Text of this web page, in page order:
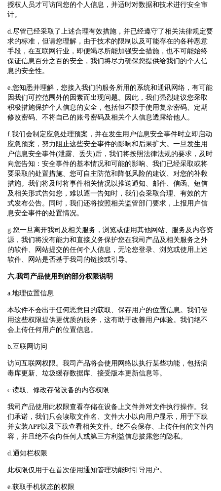
授权人员才可访问您的个人信息，并适时对数据和技术进行安全审
计。
d.尽管已经采取了上述合理有效措施，并已经遵守了相关法律规定要
求的标准，但请您理解，由于技术的限制以及可能存在的各种恶意
手段，在互联网行业，即便竭尽所能加强安全措施，也不可能始终
保证信息百分之百的安全，我们将尽力确保您提供给我们的个人信
息的安全性。
e.您知悉并理解，您接入我们的服务所用的系统和通讯网络，有可能
因我们可控范围外的因素而出现问题。因此，我们强烈建议您采取
积极措施保护个人信息的安全，包括但不限于使用复杂密码、定期
修改密码、不将自己的账号密码及相关个人信息透露给他人。
f.我们会制定应急处理预案，并在发生用户信息安全事件时立即启动
应急预案，努力阻止这些安全事件的影响和后果扩大。一旦发生用
户信息安全事件(泄露、丢失)后，我们将按照法律法规的要求，及时
向您告知：安全事件的基本情况和可能的影响、我们已经采取或将
要采取的处置措施、您可自主防范和降低风险的建议、对您的补救
措施。我们将及时将事件相关情况以推送通知、邮件、信函、短信
及相关形式告知您，难以逐一告知时，我们会采取合理、有效的方
式发布公告。同时，我们还将按照相关监管部门要求，上报用户信
息安全事件的处置情况。
g.您一旦离开我司及相关服务，浏览或使用其他网站、服务及内容资
源，我们将没有能力和直接义务保护您在我司产品及相关服务之外
的软件、网站提交的任何个人信息，无论您登录、浏览或使用上述
软件、网站是否基于我司的链接或引导。
六.我司产品使用到的部分权限说明
a.地理位置信息
本软件不会出于任何恶意目的获取、保存用户的位置信息。我们使
用这些权限提供更优质的服务，这有助于改善用户体验。我们绝不
会上传任何用户的位置信息。
b.互联网访问
访问互联网权限。我司产品将会使用网络以执行某些功能，包括病
毒库更新、垃圾缓存数据库、接受版本更新信息等。
c.读取、修改存储设备的内容权限
我司产品使用此权限查看存储在设备上文件并对文件执行操作。我
们承诺，我们只会读取文件名、文件大小以向用户显示，用于下载
并安装APP以及下载查看相关文件。绝不会保存、上传任何的文件内
容，并且绝不会向任何人或第三方利益信息披露您的隐私。
d.通知栏权限
此权限仅用于在首次使用通知管理功能时引导用户。
e.获取手机状态的权限